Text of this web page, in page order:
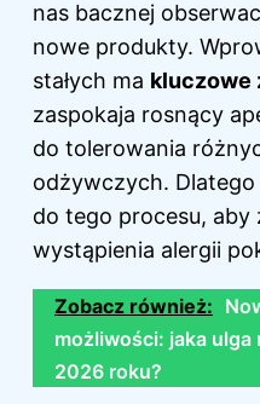
nas bacznej
nowe produkty.
stałych ma kluczowe
zaspokaja rosnący
do tolerowania
odżywczych.
do tego procesu,
wystąpienia alergii
Zobacz również:
możliwości: jaka ulga
2026 roku?